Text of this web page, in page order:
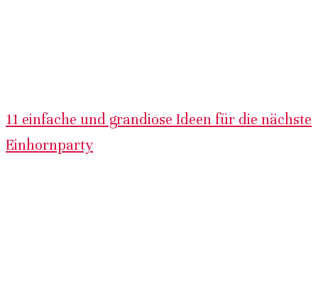
11 einfache und grandiose Ideen für die nächste
Einhornparty